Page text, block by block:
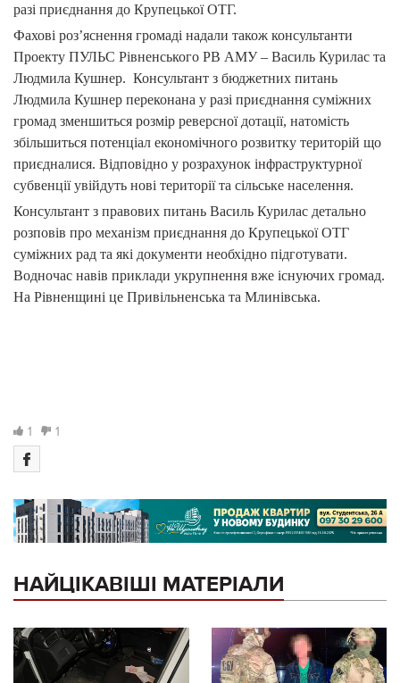
разі приєднання до Крупецької ОТГ.
Фахові роз’яснення громаді надали також консультанти
Проекту ПУЛЬС Рівненського РВ АМУ – Василь Курилас та
Людмила Кушнер. Консультант з бюджетних питань
Людмила Кушнер переконана у разі приєднання суміжних
громад зменшиться розмір реверсної дотації, натомість
збільшиться потенціал економічного розвитку територій що
приєдналися. Відповідно у розрахунок інфраструктурної
субвенції увійдуть нові території та сільське населення.
Консультант з правових питань Василь Курилас детально
розповів про механізм приєднання до Крупецької ОТГ
суміжних рад та які документи необхідно підготувати.
Водночас навів приклади укрупнення вже існуючих громад.
На Рівненщині це Привільненська та Млинівська.
1 1
НАЙЦІКАВІШІ МАТЕРІАЛИ